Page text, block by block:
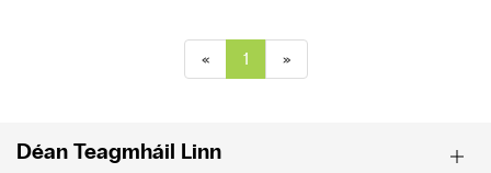
« 1 »
Déan Teagmháil Linn